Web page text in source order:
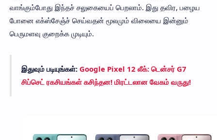
வாங்கும்போது இந்தச் சலுகையைப் பெறலாம். இது தவிர, பழைய
போனை எக்ஸ்சேஞ்ச் செய்வதன் மூலமும் விலையை இன்னும்
பெருமளவு குறைக்க முடியும்.
இதுவும் படியுங்கள்: Google Pixel 12 லீக்: டென்சர் G7
சிப்செட் ரகசியங்கள் கசிந்தன! மிரட்டலான வேகம் வருது!